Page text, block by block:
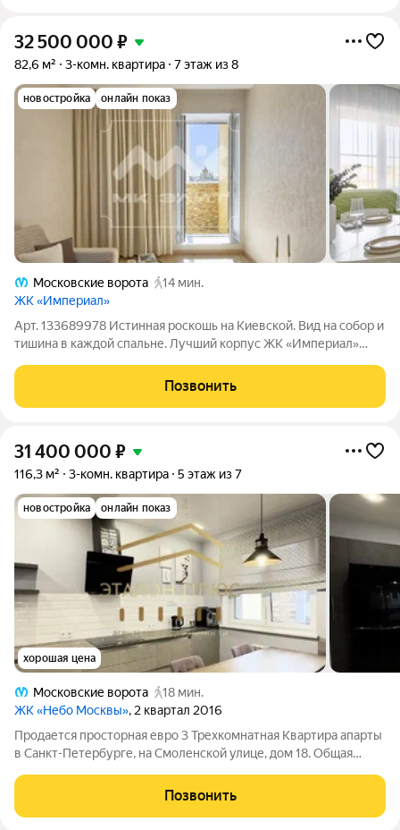
32 500 000 ₽
82,6 м² 3-комн. квартира 7 этаж из 8
новостройка онлайн показ
Московские ворота
14 мин.
ЖК «Империал»
Арт. 133689978 Истинная роскошь на Киевской. Вид на собор и
тишина в каждой спальне. Лучший корпус ЖК «Империал»
Перед вами не просто трехкомнатная квартира, а продуманное
пространство для
Позвонить
31 400 000 ₽
116,3 м² 3-комн. квартира 5 этаж из 7
новостройка онлайн показ
хорошая цена
Московские ворота
18 мин.
ЖК «Небо Москвы», 2 квартал 2016
Продается просторная евро 3 Трехкомнатная Квартира апарты
в Санкт-Петербурге, на Смоленской улице, дом 18. Общая
кухни - 15 квадратных
Позвонить